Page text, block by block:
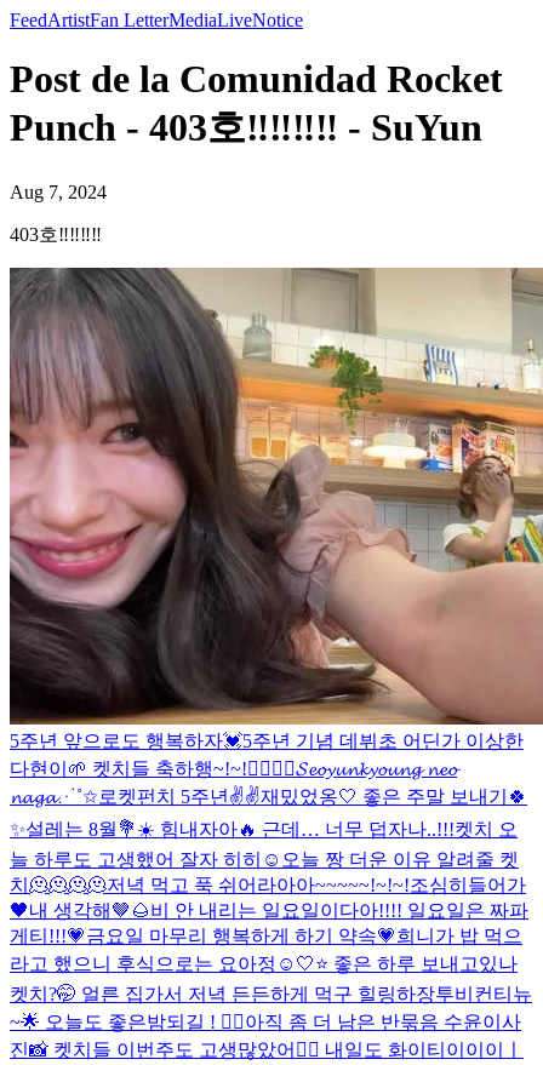
FeedArtistFan LetterMediaLiveNotice
Post de la Comunidad Rocket
Punch - 403호‼️‼️‼️‼️ - SuYun
Aug 7, 2024
403호‼️‼️‼️‼️
5주년 앞으로도 행복하자💓5주년 기념 데뷔초 어딘가 이상한
다현이🌱 켓치들 축하행~!~!❤️‍🔥❤️‍🔥𝓢𝓮𝓸𝔂𝓾𝓷𝓴𝔂𝓸𝓾𝓷𝓰 𝓷𝓮𝓸
𝓷𝓪𝓰𝓪⋰˚✩로켓펀치 5주년✌️✌️재밌었옹🤍 좋은 주말 보내기🍀
✨설레는 8월💐☀️ 힘내자아🔥 근데… 너무 덥자나..!!!켓치 오
늘 하루도 고생했어 잘자 히히☺ 오늘 짱 더운 이유 알려줄 켓
치🫠🫠🫠🫠저녁 먹고 푹 쉬어라아아~~~~~!~!~!조심히들어가
🖤내 생각해🤎🌰비 안 내리는 일요일이다아!!!! 일요일은 짜파
게티!!!💗금요일 마무리 행복하게 하기 약속💗희니가 밥 먹으
라고 했으니 후식으로는 요아정☺️ 🤍⭐️ 좋은 하루 보내고있나
켓치?🤭 얼른 집가서 저녁 든든하게 먹구 힐링하장투비컨티뉴
~🌟 오늘도 좋은밤되길 ! ❤️‍🔥아직 좀 더 남은 반묶음 수윤이사
진📸 켓치들 이번주도 고생많았어❤️‍🔥 내일도 화이티이이이ㅣ